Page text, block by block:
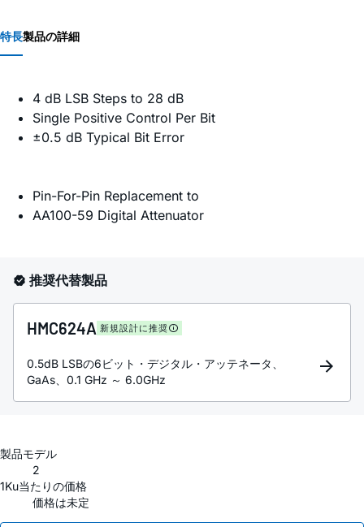
特長製品の詳細
4 dB LSB Steps to 28 dB
Single Positive Control Per Bit
±0.5 dB Typical Bit Error
Pin-For-Pin Replacement to
AA100-59 Digital Attenuator
推奨代替製品
HMC624A 新規設計に推奨
0.5dB LSBの6ビット・デジタル・アッテネータ、
GaAs、0.1 GHz ～ 6.0GHz
製品モデル
2
1Ku当たりの価格
価格は未定